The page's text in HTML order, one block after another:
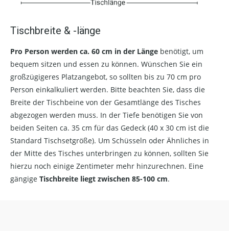
Tischbreite & -länge
Pro Person werden ca. 60 cm in der Länge benötigt, um
bequem sitzen und essen zu können. Wünschen Sie ein
großzügigeres Platzangebot, so sollten bis zu 70 cm pro
Person einkalkuliert werden. Bitte beachten Sie, dass die
Breite der Tischbeine von der Gesamtlänge des Tisches
abgezogen werden muss. In der Tiefe benötigen Sie von
beiden Seiten ca. 35 cm für das Gedeck (40 x 30 cm ist die
Standard Tischsetgröße). Um Schüsseln oder Ähnliches in
der Mitte des Tisches unterbringen zu können, sollten Sie
hierzu noch einige Zentimeter mehr hinzurechnen. Eine
gängige Tischbreite liegt zwischen 85-100 cm.